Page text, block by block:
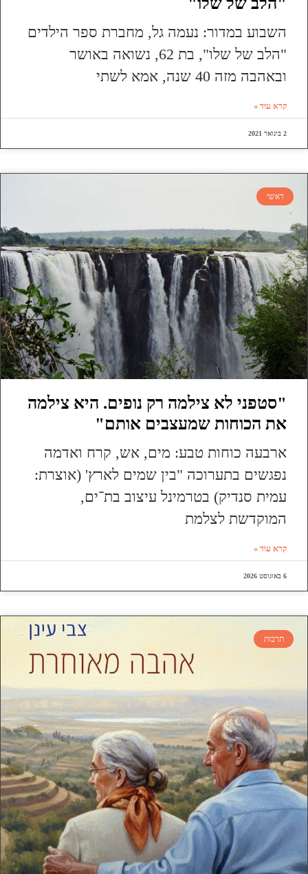
השבוע במדור: נעמה גל, מחברת ספר הילדים
"הלב של שלו", בת 62, נשואה באושר
ובאהבה מזה 40 שנה, אמא לשתי
קרא עוד »
2 בינואר 2021
ראשי
"סטפני לא צילמה רק נופים. היא צילמה
את הכוחות שמעצבים אותם"
ארבעה כוחות טבע: מים, אש, קרח ואדמה
נפגשים בתערוכה "בין שמים לארץ' (אוצרת:
עמית סנדיק) בטרמינל עיצוב בת־ים,
המוקדשת לצלמת
קרא עוד »
6 באוגוסט 2026
תרבות